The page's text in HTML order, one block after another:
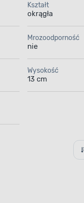
Kształt
okrągła
Mrozoodporność
nie
Wysokość
13 cm